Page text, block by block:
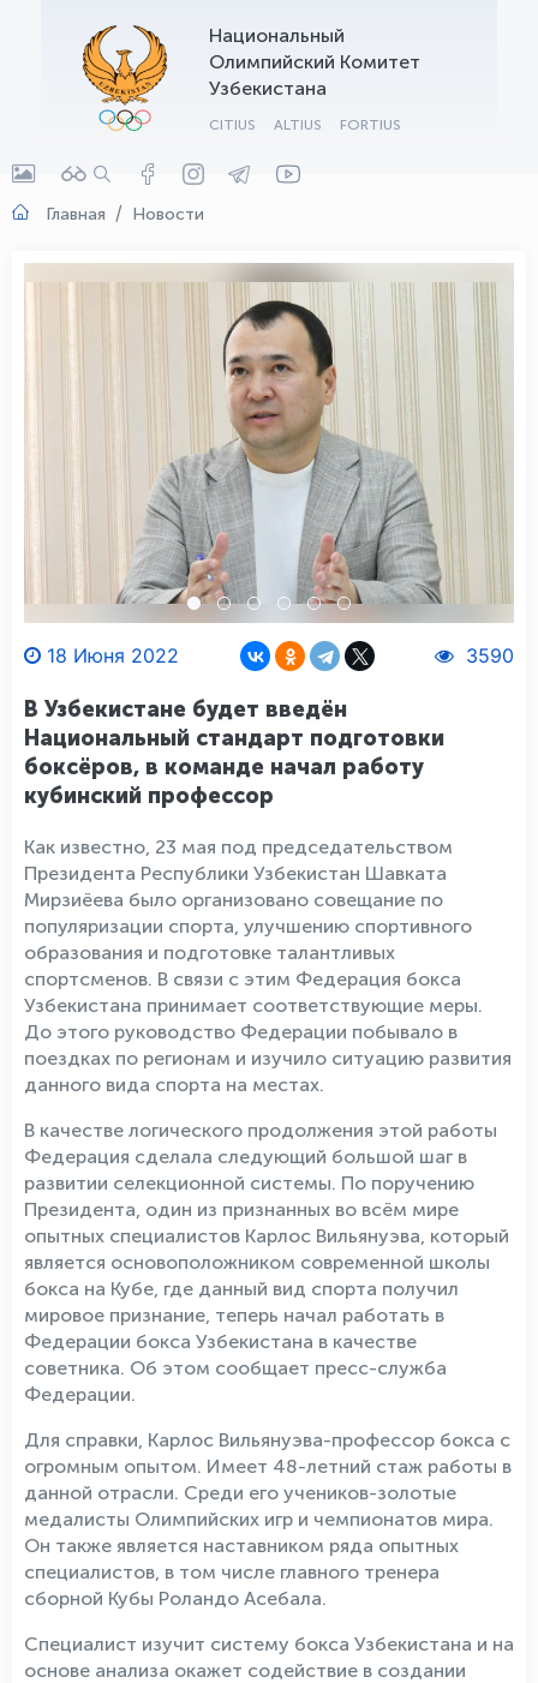
Национальный
Олимпийский Комитет
Узбекистана
CITIUS ALTIUS FORTIUS
Главная Новости
18 Июня 2022 3590
В Узбекистане будет введён
Национальный стандарт подготовки
боксёров, в команде начал работу
кубинский профессор
Как известно, 23 мая под председательством
Президента Республики Узбекистан Шавката
Мирзиёева было организовано совещание по
популяризации спорта, улучшению спортивного
образования и подготовке талантливых
спортсменов. В связи с этим Федерация бокса
Узбекистана принимает соответствующие меры.
До этого руководство Федерации побывало в
поездках по регионам и изучило ситуацию развития
данного вида спорта на местах.
В качестве логического продолжения этой работы
Федерация сделала следующий большой шаг в
развитии селекционной системы. По поручению
Президента, один из признанных во всём мире
опытных специалистов Карлос Вильянуэва, который
является основоположником современной школы
бокса на Кубе, где данный вид спорта получил
мировое признание, теперь начал работать в
Федерации бокса Узбекистана в качестве
советника. Об этом сообщает пресс-служба
Федерации.
Для справки, Карлос Вильянуэва-профессор бокса с
огромным опытом. Имеет 48-летний стаж работы в
данной отрасли. Среди его учеников-золотые
медалисты Олимпийских игр и чемпионатов мира.
Он также является наставником ряда опытных
специалистов, в том числе главного тренера
сборной Кубы Роландо Асебала.
Специалист изучит систему бокса Узбекистана и на
основе анализа окажет содействие в создании
OLYMPCHIK AI - yordamchi
Онлайн · olympic.uz